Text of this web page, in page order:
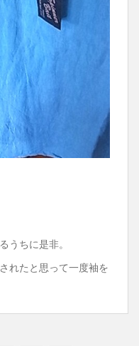
うちに是非。
れたと思って一度袖を